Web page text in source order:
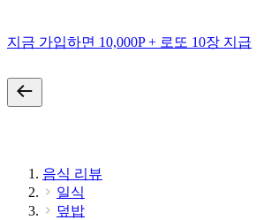
지금 가입하면 10,000P + 로또 10장 지급
음식 리뷰
일식
덮밥